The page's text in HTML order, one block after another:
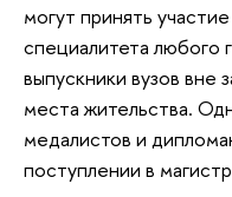
могут принять
специалитета любого
выпускники вузов вне
места жительства.
медалистов и
поступлении в